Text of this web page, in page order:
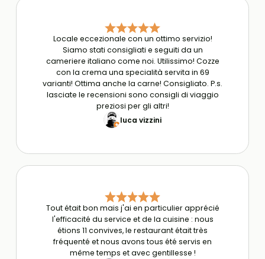
Locale eccezionale con un ottimo servizio!
Siamo stati consigliati e seguiti da un
cameriere italiano come noi. Utilissimo! Cozze
con la crema una specialità servita in 69
varianti! Ottima anche la carne! Consigliato. P.s.
lasciate le recensioni sono consigli di viaggio
preziosi per gli altri!
luca vizzini
Tout était bon mais j'ai en particulier apprécié
l'efficacité du service et de la cuisine : nous
étions 11 convives, le restaurant était très
fréquenté et nous avons tous été servis en
même temps et avec gentillesse !